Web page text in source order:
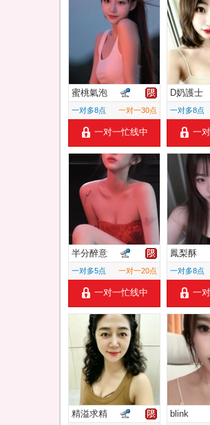
蜜桃氣泡
一对多8点 一对一30点
一对一忙线中
D奶護士
一对多8点
一
半分醉意
一对多5点 一对一20点
一对一忙线中
鳳梨酥
一对多8点
一
精溢求精 blink